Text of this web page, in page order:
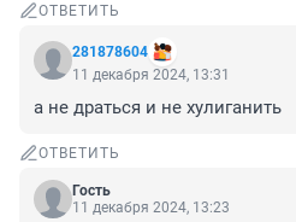
ОТВЕТИТЬ
281878604
11 декабря 2024, 13:31
а не драться и не хулиганить
ОТВЕТИТЬ
Гость
11 декабря 2024, 13:23